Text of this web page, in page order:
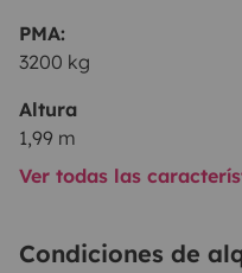
PMA:
3200 kg
Altura
1,99 m
Ver todas las
Condiciones de